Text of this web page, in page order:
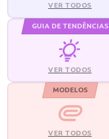
VER TODOS
GUIA DE TENDÊNCIAS
VER TODOS
MODELOS
VER TODOS